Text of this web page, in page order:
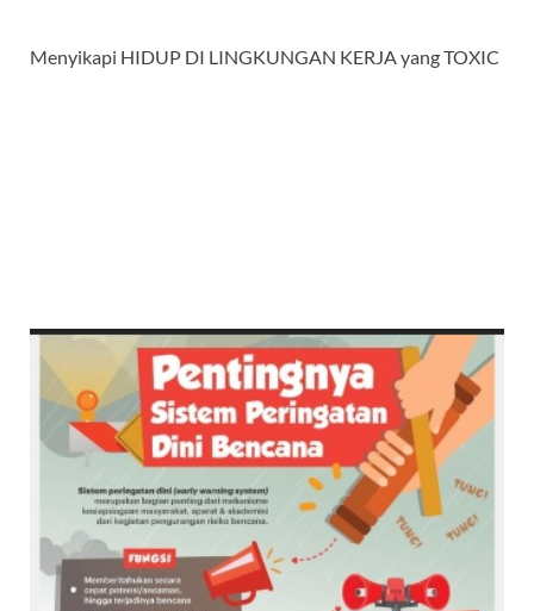
Menyikapi HIDUP DI LINGKUNGAN KERJA yang TOXIC